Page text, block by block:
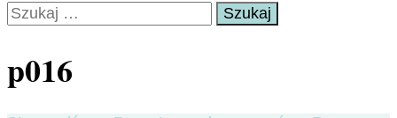
Szukaj:
p016